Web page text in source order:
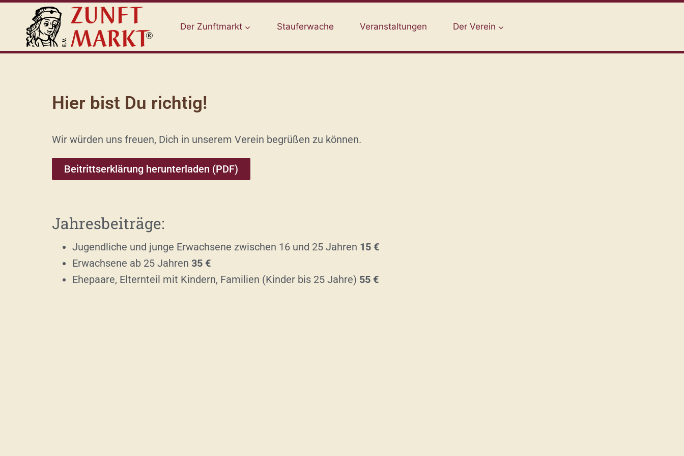
Der Zunftmarkt Stauferwache Veranstaltungen Der Verein
Hier bist Du richtig!
Wir würden uns freuen, Dich in unserem Verein begrüßen zu können.
Beitrittserklärung herunterladen (PDF)
Jahresbeiträge:
Jugendliche und junge Erwachsene zwischen 16 und 25 Jahren 15 €
Erwachsene ab 25 Jahren 35 €
Ehepaare, Elternteil mit Kindern, Familien (Kinder bis 25 Jahre) 55 €